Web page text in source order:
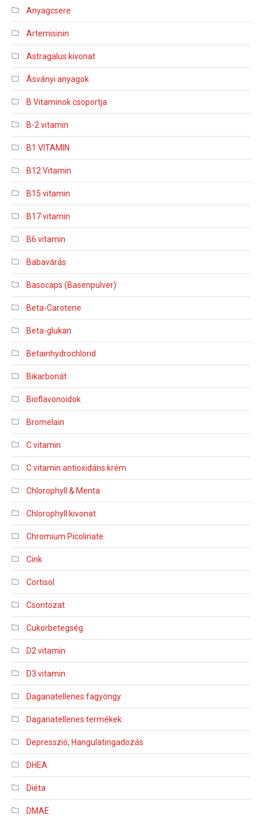
Anyagcsere
Artemisinin
Astragalus kivonat
Ásványi anyagok
B Vitaminok csoportja
B-2 vitamin
B1 VITAMIN
B12 Vitamin
B15 vitamin
B17 vitamin
B6 vitamin
Babavárás
Basocaps (Basenpulver)
Beta-Carotene
Beta-glukan
Betainhydrochlorid
Bikarbonát
Bioflavonoidok
Bromelain
C vitamin
C vitamin antioxidáns krém
Chlorophyll & Menta
Chlorophyll kivonat
Chromium Picolinate
Cink
Cortisol
Csontozat
Cukorbetegség
D2 vitamin
D3 vitamin
Daganatellenes fagyöngy
Daganatellenes termékek
Depresszió, Hangulatingadozás
DHEA
Diéta
DMAE